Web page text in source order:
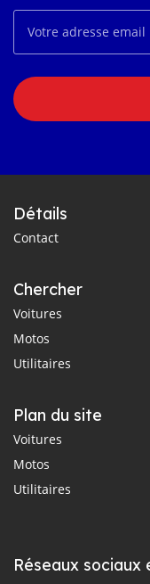
Détails
Contact
Chercher
Voitures
Motos
Utilitaires
Plan du site
Voitures
Motos
Utilitaires
Réseaux sociaux